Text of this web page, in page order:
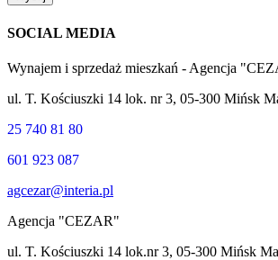
SOCIAL MEDIA
Wynajem i sprzedaż mieszkań - Agencja
ul. T. Kościuszki 14 lok. nr 3, 05-300 Mińsk
25 740 81 80
601 923 087
agcezar@interia.pl
Agencja "CEZAR"
ul. T. Kościuszki 14 lok.nr 3, 05-300 Mińsk